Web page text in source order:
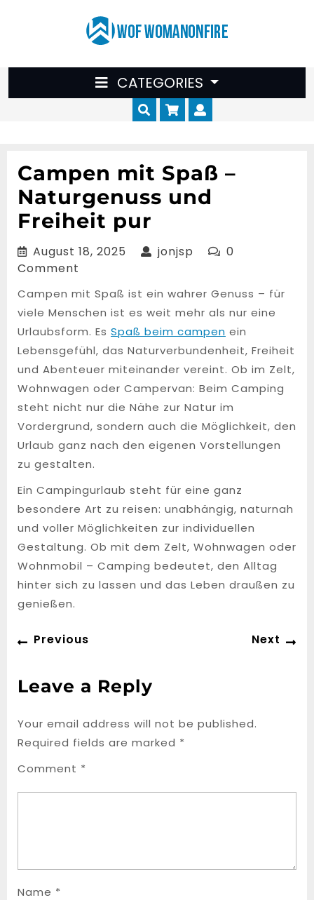
CATEGORIES
Cart
Campen mit Spaß –
Naturgenuss und
Freiheit pur
August 18, 2025 Augustjonjsp jonjsp0
Comment
Campen mit Spaß ist ein wahrer Genuss – für
viele Menschen ist es weit mehr als nur eine
Urlaubsform. Es Spaß beim campen ein
Lebensgefühl, das Naturverbundenheit, Freiheit
und Abenteuer miteinander vereint. Ob im Zelt,
Wohnwagen oder Campervan: Beim Camping
steht nicht nur die Nähe zur Natur im
Vordergrund, sondern auch die Möglichkeit, den
Urlaub ganz nach den eigenen Vorstellungen
zu gestalten.
Ein Campingurlaub steht für eine ganz
besondere Art zu reisen: unabhängig, naturnah
und voller Möglichkeiten zur individuellen
Gestaltung. Ob mit dem Zelt, Wohnwagen oder
Wohnmobil – Camping bedeutet, den Alltag
hinter sich zu lassen und das Leben draußen zu
genießen.
Post
navigation
Previous Next
Leave a Reply
Your email address will not be published.
Required fields are marked *
Comment *
Name *